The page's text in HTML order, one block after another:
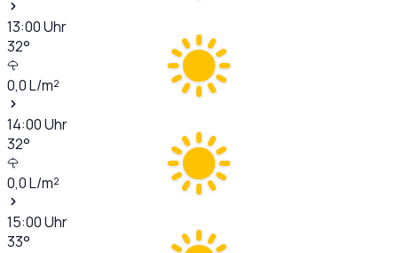
13:00Uhr
32°
0,0L/m²
14:00Uhr
32°
0,0L/m²
15:00Uhr
33°